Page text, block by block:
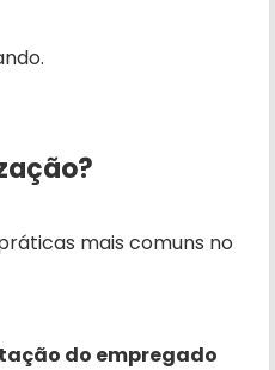
mais comuns no
do empregado